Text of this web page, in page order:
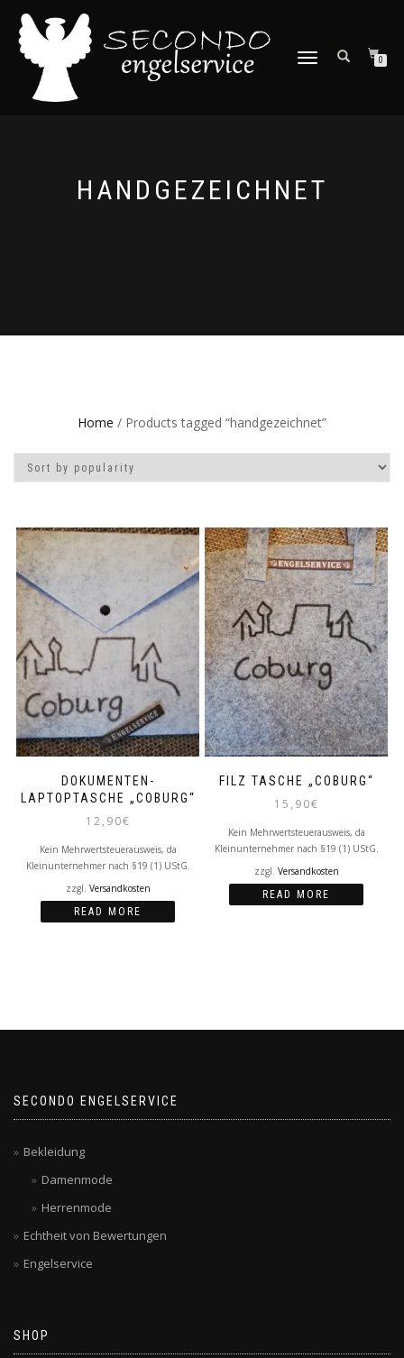
NAVIGATION
0
HANDGEZEICHNET
Home / Products tagged “handgezeichnet”
DOKUMENTEN-
LAPTOPTASCHE „COBURG“
12,90€
Kein Mehrwertsteuerausweis, da
Kleinunternehmer nach §19 (1) UStG.
zzgl. Versandkosten
READ MORE
FILZ TASCHE „COBURG“
15,90€
Kein Mehrwertsteuerausweis, da
Kleinunternehmer nach §19 (1) UStG.
zzgl. Versandkosten
READ MORE
SECONDO ENGELSERVICE
Bekleidung
Damenmode
Herrenmode
Echtheit von Bewertungen
Engelservice
SHOP